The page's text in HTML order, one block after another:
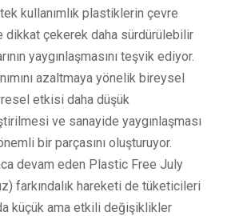
kullanımlık plastiklerin çevre
çekerek daha sürdürülebilir
yaygınlaşmasını teşvik ediyor.
azaltmaya yönelik bireysel
etkisi daha düşük
ve sanayide yaygınlaşması
bir parçasını oluşturuyor.
devam eden Plastic Free July
farkındalık hareketi de tüketicileri
küçük ama etkili değişiklikler